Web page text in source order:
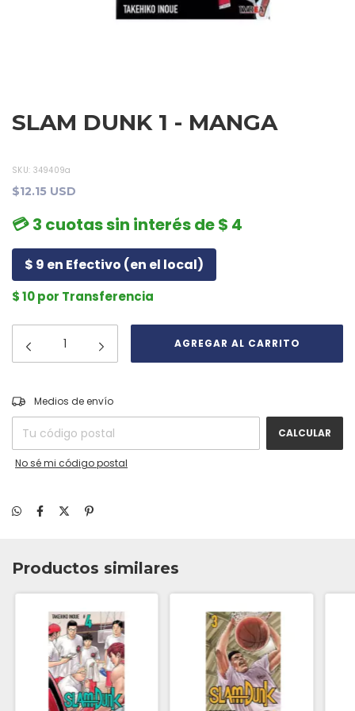
SLAM DUNK 1 - MANGA
SKU: 349409a
$12.15 USD
💳 3 cuotas sin interés de $ 4
$ 9 en Efectivo (en el local)
$ 10 por Transferencia
Entregas para el CP:
Medios de envío
CALCULAR
No sé mi código postal
Productos similares